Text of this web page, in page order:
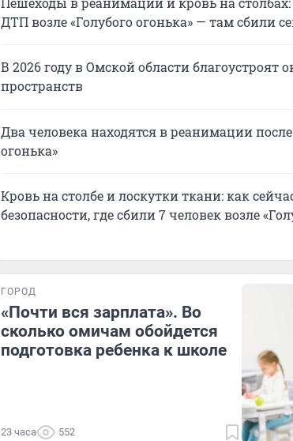
ДТП возле «Голубого огонька» — там сбили
В 2026 году в Омской области благоустроят
пространств
Два человека находятся в реанимации
огонька»
Кровь на столбе и лоскутки ткани: как
безопасности, где сбили 7 человек возле
ГОРОД
«Почти вся зарплата». Во
сколько омичам обойдется
подготовка ребенка к школе
23 часа 552